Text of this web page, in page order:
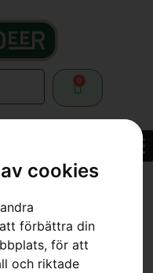
cookies
förbättra din
för att
och riktade
0
»Tillbehör